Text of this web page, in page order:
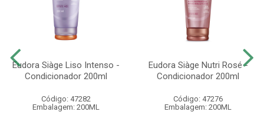
Eudora Siàge Liso Intenso -
Condicionador 200ml
Código: 47282
Embalagem: 200ML
Eudora Siàge Nutri Rosé -
Condicionador 200ml
Código: 47276
Embalagem: 200ML